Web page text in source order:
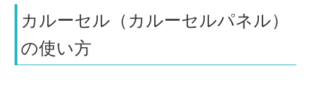
カルーセル（カルーセルパネル）
の使い方